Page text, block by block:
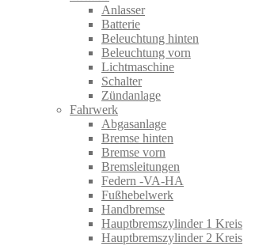
Anlasser
Batterie
Beleuchtung hinten
Beleuchtung vorn
Lichtmaschine
Schalter
Zündanlage
Fahrwerk
Abgasanlage
Bremse hinten
Bremse vorn
Bremsleitungen
Federn -VA-HA
Fußhebelwerk
Handbremse
Hauptbremszylinder 1 Kreis
Hauptbremszylinder 2 Kreis